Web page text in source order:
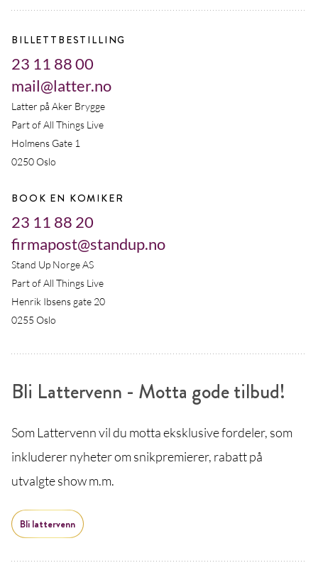
BILLETTBESTILLING
23 11 88 00
mail@latter.no
Latter på Aker Brygge
Part of All Things Live
Holmens Gate 1
0250 Oslo
BOOK EN KOMIKER
23 11 88 20
firmapost@standup.no
Stand Up Norge AS
Part of All Things Live
Henrik Ibsens gate 20
0255 Oslo
Bli Lattervenn - Motta gode tilbud!
Som Lattervenn vil du motta eksklusive fordeler, som
inkluderer nyheter om snikpremierer, rabatt på
utvalgte show m.m.
Bli lattervenn